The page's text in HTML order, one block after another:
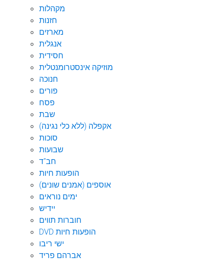
מקהלות
חזנות
מארזים
אנגלית
חסידית
מוזיקה אינסטרומנטלית
חנוכה
פורים
פסח
שבת
אקפלה (ללא כלי נגינה)
סוכות
שבועות
חב"ד
הופעות חיות
אוספים (אמנים שונים)
ימים נוראים
יידיש
חוברות תווים
DVD הופעות חיות
ישי ריבו
אברהם פריד